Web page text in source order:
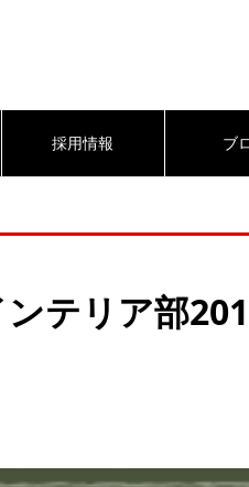
採用情報 ブ
テリア部